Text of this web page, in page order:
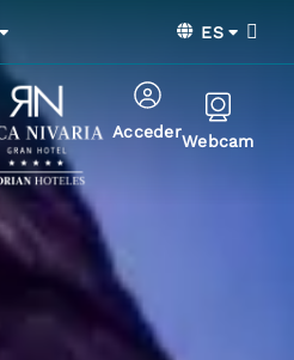
ES
AccederWebcam